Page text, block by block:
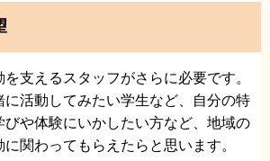
支えるスタッフがさらに必要です。
活動してみたい学生など、自分の特
びや体験にいかしたい方など、地域の
関わってもらえたらと思います。